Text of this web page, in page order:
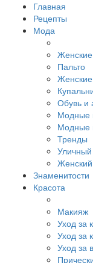
Главная
Рецепты
Мода
Пальто
Обувь и
Модные
Модные
Тренды
Уличный
Знаменитости
Красота
Макияж
Уход за
Уход за
Уход за